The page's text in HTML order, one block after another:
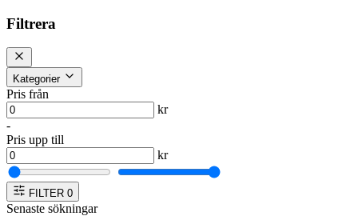
Filtrera
Kategorier
Pris från
kr
-
Pris upp till
kr
FILTER 0
Senaste sökningar